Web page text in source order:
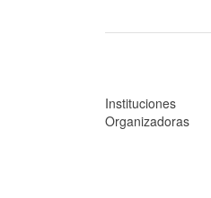
Instituciones
Organizadoras